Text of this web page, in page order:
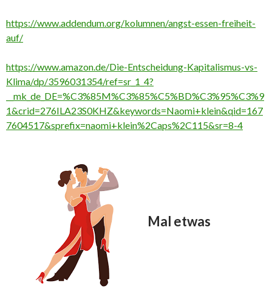
https://www.addendum.org/kolumnen/angst-essen-freiheit-
auf/
https://www.amazon.de/Die-Entscheidung-Kapitalismus-vs-
Klima/dp/3596031354/ref=sr_1_4?
__mk_de_DE=%C3%85M%C3%85%C5%BD%C3%95%C3%9
1&crid=276ILA23S0KHZ&keywords=Naomi+klein&qid=167
7604517&sprefix=naomi+klein%2Caps%2C115&sr=8-4
Mal etwas